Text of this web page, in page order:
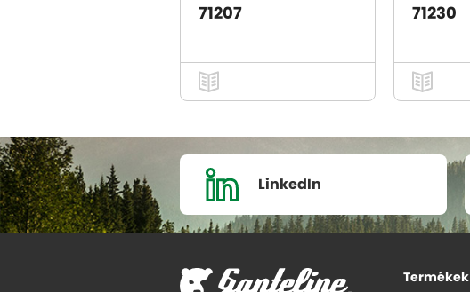
71207 71230
LinkedIn
Termékek